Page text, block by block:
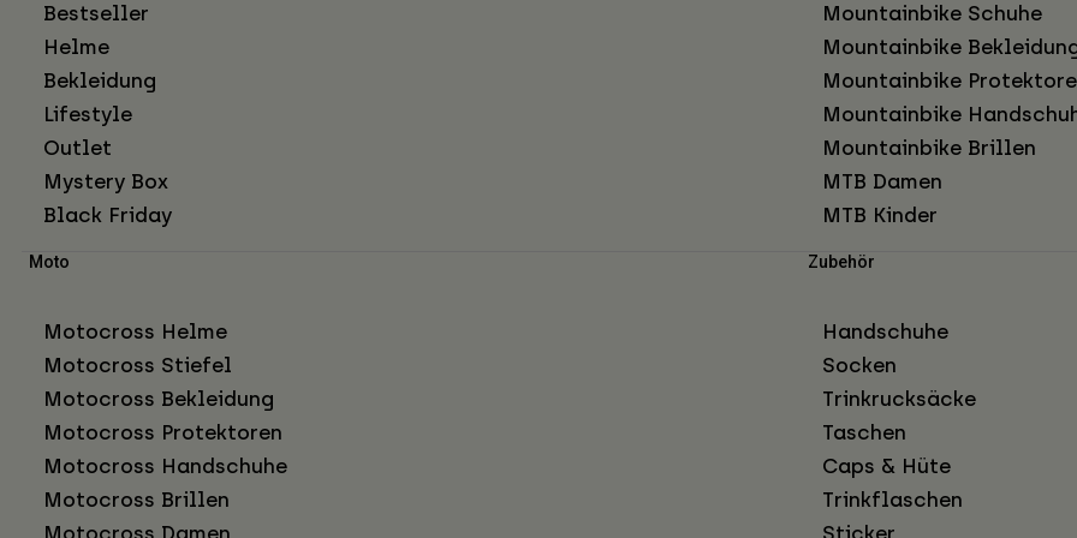
Bestseller
Helme
Bekleidung
Lifestyle
Outlet
Mystery Box
Black Friday
Mountainbike Schuhe
Mountainbike
Mountainbike
Mountainbike
Mountainbike Brillen
MTB Damen
MTB Kinder
Moto
Motocross Helme
Motocross Stiefel
Motocross Bekleidung
Motocross Protektoren
Motocross Handschuhe
Motocross Brillen
Zubehör
Handschuhe
Socken
Trinkrucksäcke
Taschen
Caps & Hüte
Trinkflaschen